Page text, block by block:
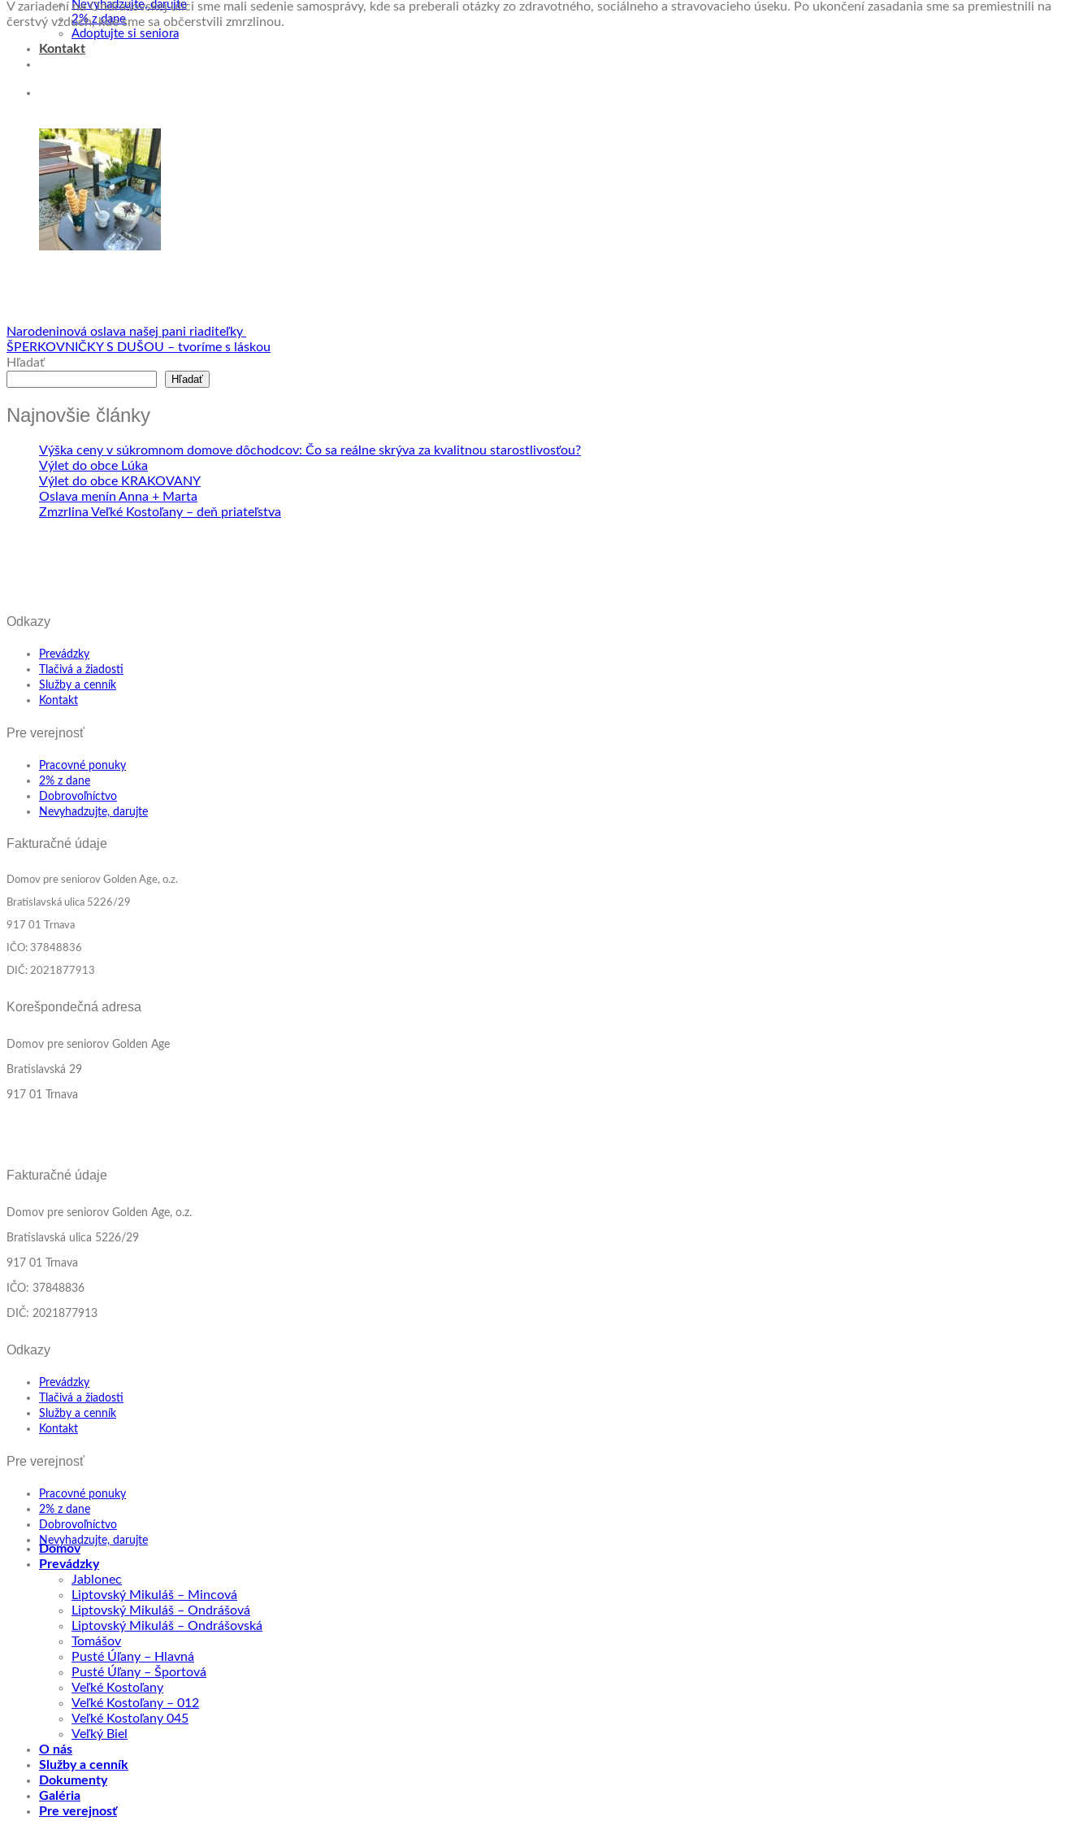
Nevyhadzujte, darujte
2% z dane
Adoptujte si seniora
Kontakt
V zariadení na Ondrašovskej ulici sme mali sedenie samosprávy, kde sa preberali otázky zo zdravotného, sociálneho a stravovacieho úseku. Po ukončení zasadania sme sa premiestnili na
čerstvý vzduch, kde sme sa občerstvili zmrzlinou.
Narodeninová oslava našej pani riaditeľky
ŠPERKOVNIČKY S DUŠOU – tvoríme s láskou
Hľadať
Hľadať
Najnovšie články
Výška ceny v súkromnom domove dôchodcov: Čo sa reálne skrýva za kvalitnou starostlivosťou?
Výlet do obce Lúka
Výlet do obce KRAKOVANY
Oslava menín Anna + Marta
Zmzrlina Veľké Kostoľany – deň priateľstva
Odkazy
Prevádzky
Tlačivá a žiadosti
Služby a cenník
Kontakt
Pre verejnosť
Pracovné ponuky
2% z dane
Dobrovoľníctvo
Nevyhadzujte, darujte
Fakturačné údaje
Domov pre seniorov Golden Age, o.z.
Bratislavská ulica 5226/29
917 01 Trnava
IČO: 37848836
DIČ: 2021877913
Korešpondečná adresa
Domov pre seniorov Golden Age
Bratislavská 29
917 01 Trnava
Fakturačné údaje
Domov pre seniorov Golden Age, o.z.
Bratislavská ulica 5226/29
917 01 Trnava
IČO: 37848836
DIČ: 2021877913
Odkazy
Prevádzky
Tlačivá a žiadosti
Služby a cenník
Kontakt
Pre verejnosť
Pracovné ponuky
2% z dane
Dobrovoľníctvo
Nevyhadzujte, darujte
Domov
Prevádzky
Jablonec
Liptovský Mikuláš – Mincová
Liptovský Mikuláš – Ondrášová
Liptovský Mikuláš – Ondrášovská
Tomášov
Pusté Úľany – Hlavná
Pusté Úľany – Športová
Veľké Kostoľany
Veľké Kostoľany – 012
Veľké Kostoľany 045
Veľký Biel
O nás
Služby a cenník
Dokumenty
Galéria
Pre verejnosť